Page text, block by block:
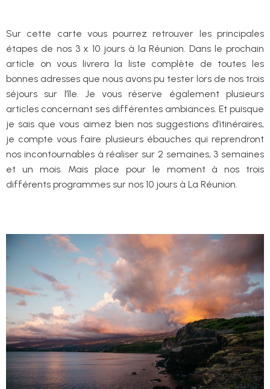
Sur cette carte vous pourrez retrouver les principales
étapes de nos 3 x 10 jours à la Réunion. Dans le prochain
article on vous livrera la liste complète de toutes les
bonnes adresses que nous avons pu tester lors de nos trois
séjours sur l’île. Je vous réserve également plusieurs
articles concernant ses différentes ambiances. Et puisque
je sais que vous aimez bien nos suggestions d’itinéraires,
je compte vous faire plusieurs ébauches qui reprendront
nos incontournables à réaliser sur 2 semaines, 3 semaines
et un mois. Mais place pour le moment à nos trois
différents programmes sur nos 10 jours à La Réunion.